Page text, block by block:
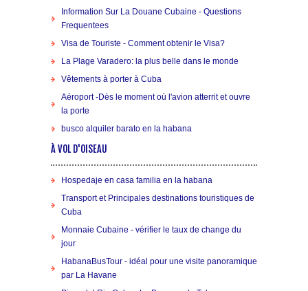
Information Sur La Douane Cubaine - Questions
Frequentees
Visa de Touriste - Comment obtenir le Visa?
La Plage Varadero: la plus belle dans le monde
Vêtements à porter à Cuba
Aéroport -Dès le moment où l'avion atterrit et ouvre
la porte
busco alquiler barato en la habana
À VOL D'OISEAU
Hospedaje en casa familia en la habana
Transport et Principales destinations touristiques de
Cuba
Monnaie Cubaine - vérifier le taux de change du
jour
HabanaBusTour - idéal pour une visite panoramique
par La Havane